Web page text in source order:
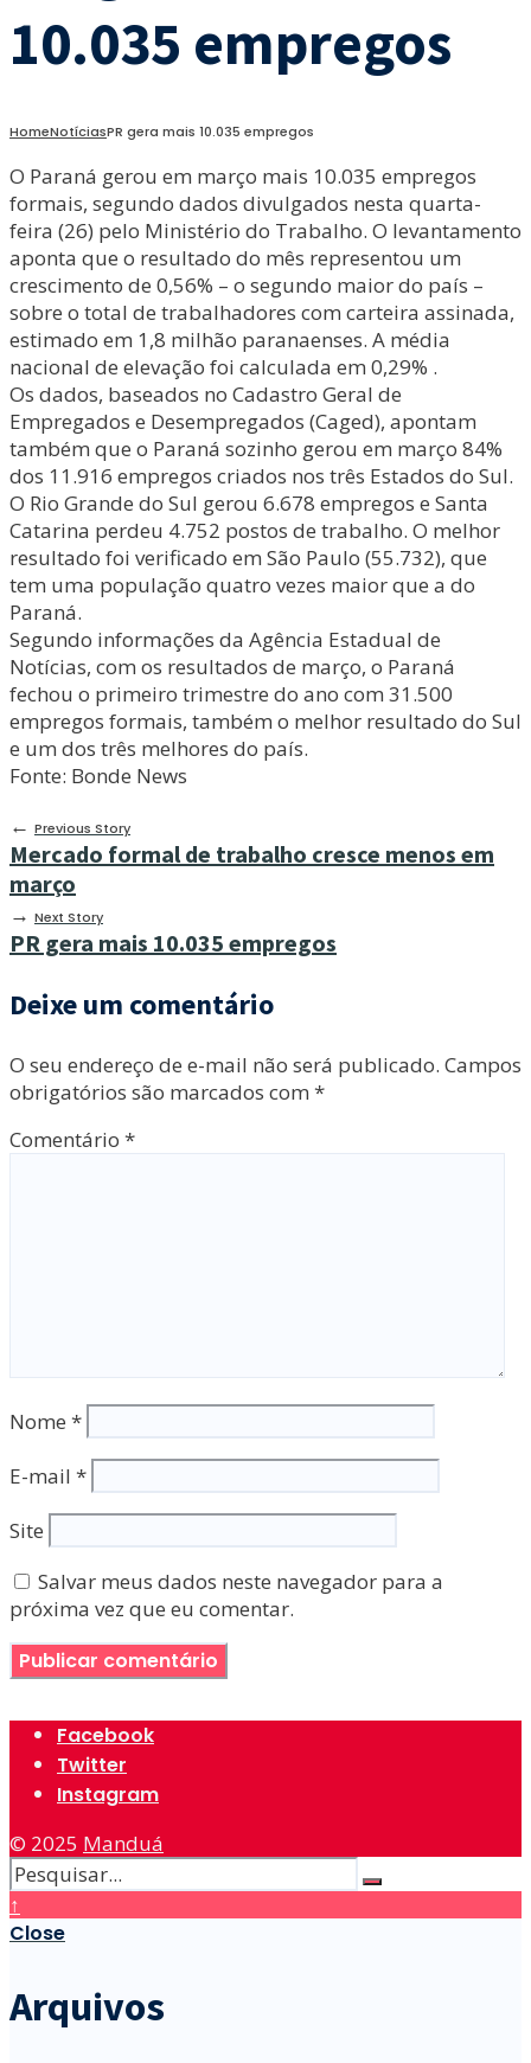
10.035 empregos
HomeNotíciasPR gera mais 10.035 empregos
O Paraná gerou em março mais 10.035 empregos
formais, segundo dados divulgados nesta quarta-
feira (26) pelo Ministério do Trabalho. O levantamento
aponta que o resultado do mês representou um
crescimento de 0,56% – o segundo maior do país –
sobre o total de trabalhadores com carteira assinada,
estimado em 1,8 milhão paranaenses. A média
nacional de elevação foi calculada em 0,29% .
Os dados, baseados no Cadastro Geral de
Empregados e Desempregados (Caged), apontam
também que o Paraná sozinho gerou em março 84%
dos 11.916 empregos criados nos três Estados do Sul.
O Rio Grande do Sul gerou 6.678 empregos e Santa
Catarina perdeu 4.752 postos de trabalho. O melhor
resultado foi verificado em São Paulo (55.732), que
tem uma população quatro vezes maior que a do
Paraná.
Segundo informações da Agência Estadual de
Notícias, com os resultados de março, o Paraná
fechou o primeiro trimestre do ano com 31.500
empregos formais, também o melhor resultado do Sul
e um dos três melhores do país.
Fonte: Bonde News
← Previous Story
Mercado formal de trabalho cresce menos em
março
→ Next Story
PR gera mais 10.035 empregos
Deixe um comentário
O seu endereço de e-mail não será publicado. Campos
obrigatórios são marcados com *
Comentário *
Nome *
E-mail *
Site
Salvar meus dados neste navegador para a
próxima vez que eu comentar.
Facebook
Twitter
Instagram
© 2025 Manduá
↑
Close
Arquivos